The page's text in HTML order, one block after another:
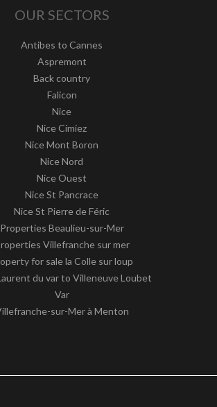
OUR SECTORS
Antibes to Cannes
Aspremont
Back country
Falicon
Nice
Nice Cimiez
Nice Mont Boron
Nice Nord
Nice Ouest
Nice St Pancrace
Nice St Pierre de Féric
Properties Beaulieu-sur-Mer
Villefranche sur mer
for sale la Colle sur loup
du var to Villeneuve Loubet
Var
sur-Mer à Menton